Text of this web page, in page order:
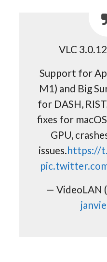
VLC
Support for
M1) and Big
for DASH,
fixes for
GPU,
issues.https://
— VideoLAN